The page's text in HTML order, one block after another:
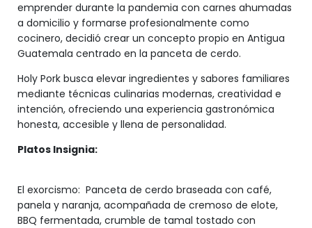
emprender durante la pandemia con carnes ahumadas
a domicilio y formarse profesionalmente como
cocinero, decidió crear un concepto propio en Antigua
Guatemala centrado en la panceta de cerdo.
Holy Pork busca elevar ingredientes y sabores familiares
mediante técnicas culinarias modernas, creatividad e
intención, ofreciendo una experiencia gastronómica
honesta, accesible y llena de personalidad.
Platos Insignia:
El exorcismo: Panceta de cerdo braseada con café,
panela y naranja, acompañada de cremoso de elote,
BBQ fermentada, crumble de tamal tostado con